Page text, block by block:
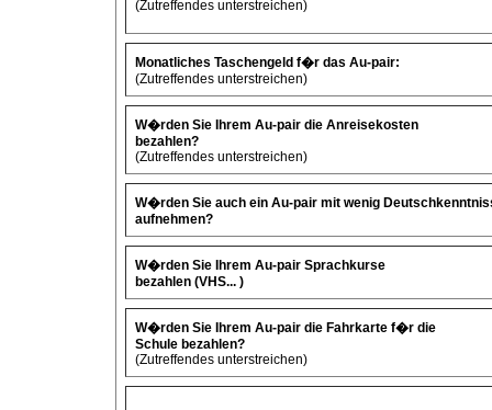
(Zutreffendes unterstreichen)
Monatliches Taschengeld f�r das Au-pair:
(Zutreffendes unterstreichen)
W�rden Sie Ihrem Au-pair die Anreisekosten
bezahlen?
(Zutreffendes unterstreichen)
W�rden Sie auch ein Au-pair mit wenig
aufnehmen?
W�rden Sie Ihrem Au-pair Sprachkurse
bezahlen (VHS... )
W�rden Sie Ihrem Au-pair die Fahrkarte f�r die
Schule bezahlen?
(Zutreffendes unterstreichen)